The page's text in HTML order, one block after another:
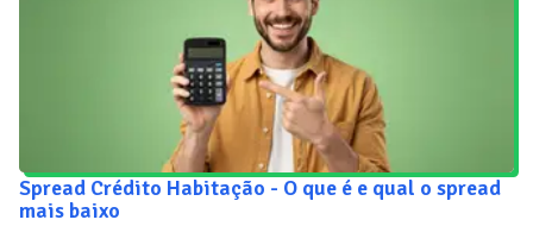
Spread Crédito Habitação - O que é e qual o spread
mais baixo